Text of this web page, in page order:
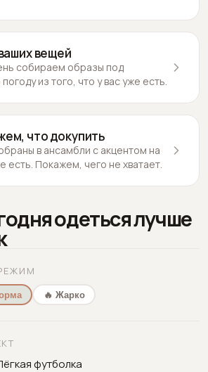
вещей
собираем образы под
из того, что у вас уже есть.
что докупить
в ансамбли с акцентом на
есть. Покажем, чего не хватает.
одеться лучше
🔥 Жарко
футболка